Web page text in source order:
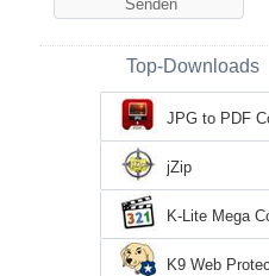
Top-Downloads
JPG to PDF
jZip
K-Lite Mega
K9 Web